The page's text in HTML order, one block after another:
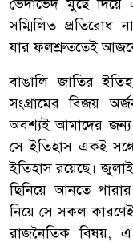
ভেদাভেদ মুছে দিয়ে
সম্মিলিত প্রতিরোধ
যার ফলশ্রুততেই
বাঙালি জাতির
সংগ্রামের বিজয়
অবশ্যই আমাদের জন্য
সে ইতিহাস একই
ইতিহাস রয়েছে।
ছিনিয়ে আনতে
নিয়ে সে সকল
রাজনৈতিক বিষয়, এ